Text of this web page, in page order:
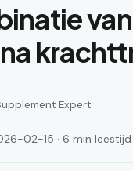
Expert
02-15 · 6 min leestijd